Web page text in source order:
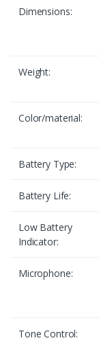
Dimensions:
Weight:
Color/material:
Battery Type:
Battery Life:
Low Battery
Indicator:
Microphone:
Tone Control: